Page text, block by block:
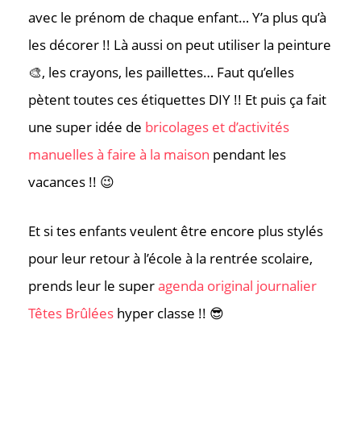
avec le prénom de chaque enfant… Y’a plus qu’à
les décorer !! Là aussi on peut utiliser la peinture
🎨, les crayons, les paillettes… Faut qu’elles
pètent toutes ces étiquettes DIY !! Et puis ça fait
une super idée de bricolages et d’activités
manuelles à faire à la maison pendant les
vacances !! 😉
Et si tes enfants veulent être encore plus stylés
pour leur retour à l’école à la rentrée scolaire,
prends leur le superagenda original journalier
Têtes Brûlées hyper classe !! 😎